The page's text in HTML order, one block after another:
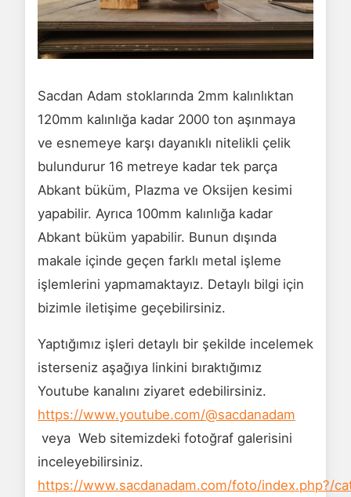
Sacdan Adam stoklarında 2mm kalınlıktan
120mm kalınlığa kadar 2000 ton aşınmaya
ve esnemeye karşı dayanıklı nitelikli çelik
bulundurur 16 metreye kadar tek parça
Abkant büküm, Plazma ve Oksijen kesimi
yapabilir. Ayrıca 100mm kalınlığa kadar
Abkant büküm yapabilir. Bunun dışında
makale içinde geçen farklı metal işleme
işlemlerini yapmamaktayız. Detaylı bilgi için
bizimle iletişime geçebilirsiniz.
Yaptığımız işleri detaylı bir şekilde incelemek
isterseniz aşağıya linkini bıraktığımız
Youtube kanalını ziyaret edebilirsiniz.
https://www.youtube.com/@sacdanadam
veya Web sitemizdeki fotoğraf galerisini
inceleyebilirsiniz.
https://www.sacdanadam.com/foto/index.php?/